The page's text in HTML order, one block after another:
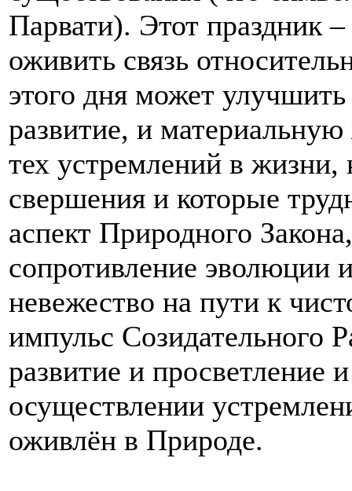
Парвати). Этот праздник
оживить связь
этого дня может
развитие, и
тех устремлений в
свершения и которые
аспект Природного
сопротивление эволюции
невежество на пути к
импульс Созидательного
развитие и просветление
осуществлении
оживлён в Природе.